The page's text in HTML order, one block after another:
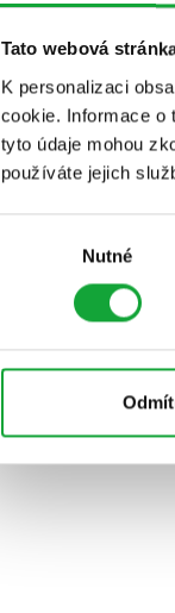
Tato webová
K personalizaci
cookie. Informace o
tyto údaje mohou
používáte jejich
Nutné